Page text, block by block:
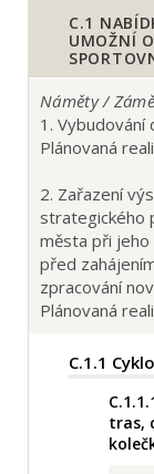
C.1
UMOŽNÍ
Náměty /
1.
Plánovaná
2. Zařazení
strategického
města při jeho
před
zpracování
Plánovaná
C.1.1
tras,